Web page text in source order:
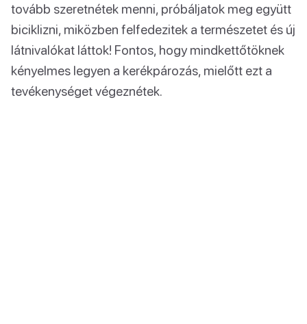
tovább szeretnétek menni, próbáljatok meg együtt
biciklizni, miközben felfedezitek a természetet és új
látnivalókat láttok! Fontos, hogy mindkettőtöknek
kényelmes legyen a kerékpározás, mielőtt ezt a
tevékenységet végeznétek.